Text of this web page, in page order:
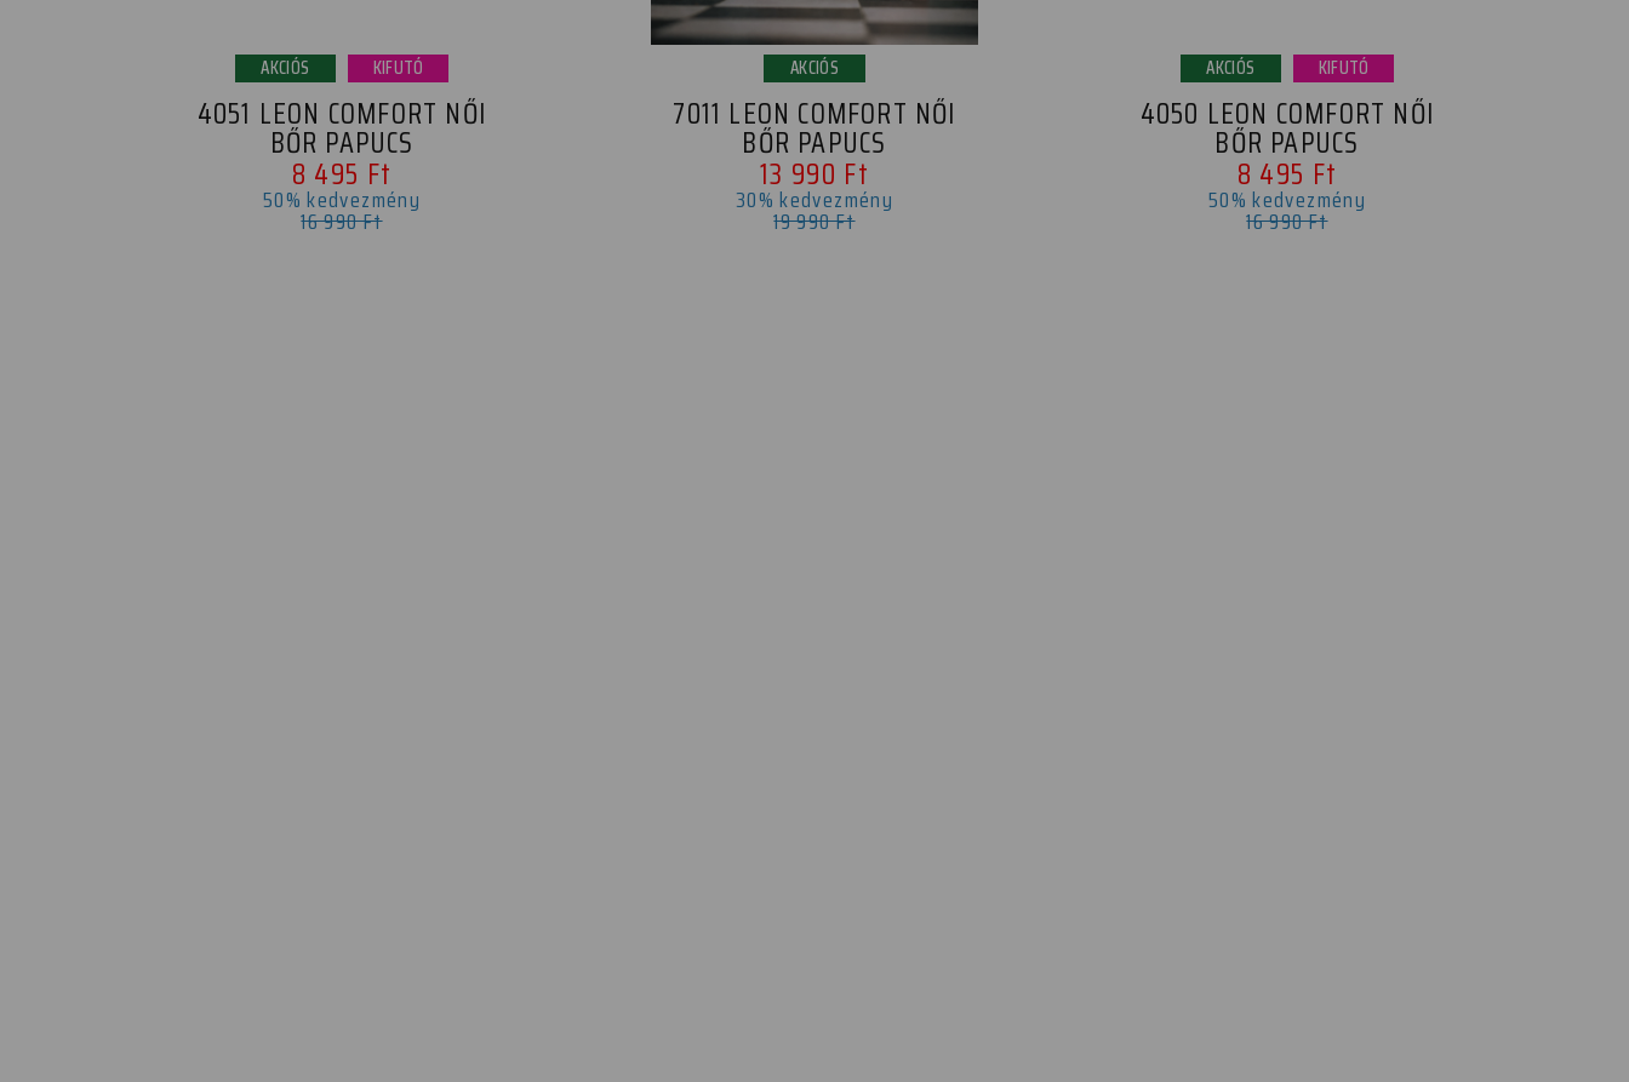
AKCIÓS KIFUTÓ
4051 LEON COMFORT NŐI
BŐR PAPUCS
8 495 Ft
50% kedvezmény
16 990 Ft
AKCIÓS
7011 LEON COMFORT NŐI
BŐR PAPUCS
13 990 Ft
30% kedvezmény
19 990 Ft
AKCIÓS KIFUTÓ
4050 LEON COMFORT NŐI
BŐR PAPUCS
8 495 Ft
50% kedvezmény
16 990 Ft